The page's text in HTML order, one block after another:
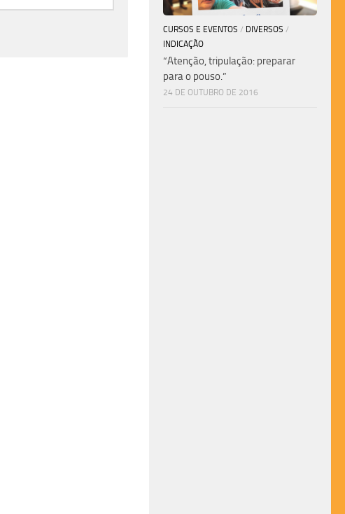
CURSOS E EVENTOS / DIVERSOS /
INDICAÇÃO
“Atenção, tripulação: preparar
para o pouso.”
24 DE OUTUBRO DE 2016